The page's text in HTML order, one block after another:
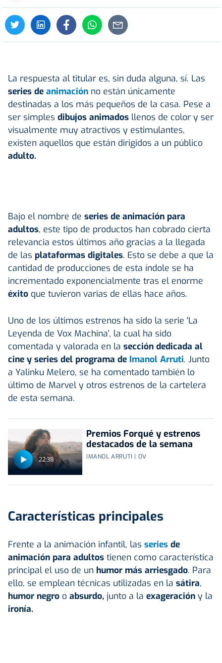
La respuesta al titular es, sin duda alguna, sí. Las
series de animación no están únicamente
destinadas a los más pequeños de la casa. Pese a
ser simples dibujos animados llenos de color y ser
visualmente muy atractivos y estimulantes,
existen aquellos que están dirigidos a un público
adulto.
Bajo el nombre de series de animación para
adultos, este tipo de productos han cobrado cierta
relevancia estos últimos año gracias a la llegada
de las plataformas digitales. Esto se debe a que la
cantidad de producciones de esta índole se ha
incrementado exponencialmente tras el enorme
éxito que tuvieron varias de ellas hace años.
Uno de los últimos estrenos ha sido la serie 'La
Leyenda de Vox Machina', la cual ha sido
comentada y valorada en la sección dedicada al
cine y series del programa de Imanol Arruti. Junto
a Yalinku Melero, se ha comentado también lo
último de Marvel y otros estrenos de la cartelera
de esta semana.
22:38
Premios Forqué y estrenos
destacados de la semana
IMANOL ARRUTI | OV
Características principales
Frente a la animación infantil, las series de
animación para adultos tienen como característica
principal el uso de un humor más arriesgado. Para
ello, se emplean técnicas utilizadas en la sátira,
humor negro o absurdo, junto a la exageración y la
ironía.